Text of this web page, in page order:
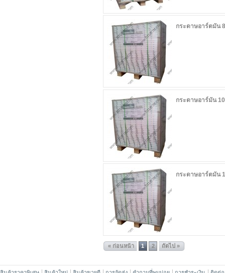
กระดาษอาร์ตมัน
กระดาษอาร์มัน
กระดาษอาร์ตมัน
« ก่อนหน้า 1 2 ถัดไป »